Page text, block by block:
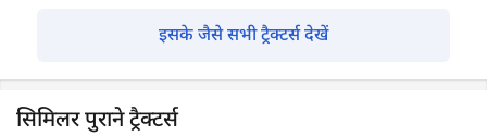
इसके जैसे सभी ट्रैक्टर्स देखें
सिमिलर पुराने ट्रैक्टर्स